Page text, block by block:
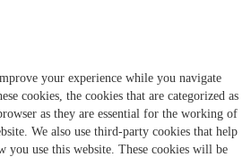
your experience while you navigate
cookies, the cookies that are categorized as
as they are essential for the working of
We also use third-party cookies that help
you use this website. These cookies will be